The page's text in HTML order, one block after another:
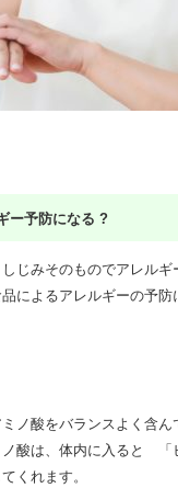
ー予防になる ?
じみそのものでアレルギ
によるアレルギーの予防
ノ酸をバランスよく含ん
ノ酸は、体内に入ると
くれます。